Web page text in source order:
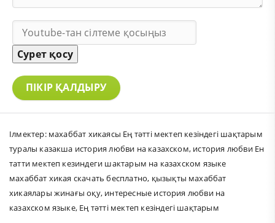
Сурет қосу
ПІКІР ҚАЛДЫРУ
Ілмектер: махаббат хикаясы Ең тәтті мектеп кезіндегі шақтарым
туралы казакша история любви на казахском, история любви Ен
татти мектеп кезиндеги шактарым на казахском языке
махаббат хикая скачать бесплатно, қызықты махаббат
хикаялары жинағы оқу, интересные история любви на
казахском языке, Ең тәтті мектеп кезіндегі шақтарым